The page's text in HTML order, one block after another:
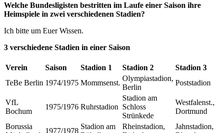
Welche Bundesligisten bestritten im Laufe einer Saison ihre
Heimspiele in zwei verschiedenen Stadien?
Ich bitte um Euer Wissen.
3 verschiedene Stadien in einer Saison
Verein Saison Stadion 1 Stadion 2
Stadion 3
TeBe Berlin 1974/1975 Mommsenst.
Olympiastadion,
Berlin
Poststadion
VfL
Bochum
1975/1976 Ruhrstadion
Stadion am
Schloss
Strünkede
Westfalenst.,
Dortmund
Borussia
1977/1978
Stadion am
Rheinstadion,
Jahnstadion,